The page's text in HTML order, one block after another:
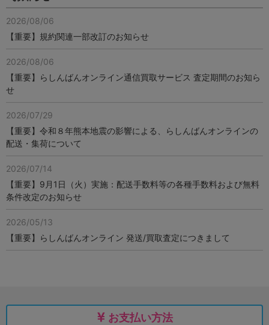
2026/08/06
【重要】規約関連一部改訂のお知らせ
2026/08/06
【重要】らしんばんオンライン通信買取サービス 査定期間のお知ら
せ
2026/07/29
【重要】令和８年熊本地震の影響による、らしんばんオンラインの
配送・集荷について
2026/07/14
【重要】9月1日（火）実施：配送手数料等の各種手数料および無料
条件改定のお知らせ
2026/05/13
【重要】らしんばんオンライン 発送/買取査定につきまして
お支払い方法